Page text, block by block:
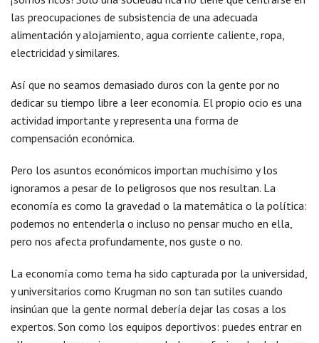
las preocupaciones de subsistencia de una adecuada
alimentación y alojamiento, agua corriente caliente, ropa,
electricidad y similares.
Así que no seamos demasiado duros con la gente por no
dedicar su tiempo libre a leer economía. El propio ocio es una
actividad importante y representa una forma de
compensación económica.
Pero los asuntos económicos importan muchísimo y los
ignoramos a pesar de lo peligrosos que nos resultan. La
economía es como la gravedad o la matemática o la política:
podemos no entenderla o incluso no pensar mucho en ella,
pero nos afecta profundamente, nos guste o no.
La economía como tema ha sido capturada por la universidad,
y universitarios como Krugman no son tan sutiles cuando
insinúan que la gente normal debería dejar las cosas a los
expertos. Son como los equipos deportivos: puedes entrar en